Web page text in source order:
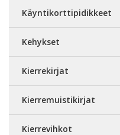
Käyntikorttipidikkeet
Kehykset
Kierrekirjat
Kierremuistikirjat
Kierrevihkot